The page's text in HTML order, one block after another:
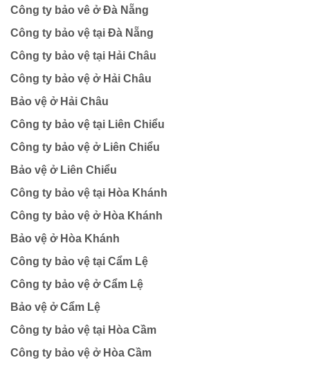
Công ty bảo vê ở Đà Nẵng
Công ty bảo vệ tại Đà Nẵng
Công ty bảo vệ tại Hải Châu
Công ty bảo vệ ở Hải Châu
Bảo vệ ở Hải Châu
Công ty bảo vệ tại Liên Chiểu
Công ty bảo vệ ở Liên Chiểu
Bảo vệ ở Liên Chiểu
Công ty bảo vệ tại Hòa Khánh
Công ty bảo vệ ở Hòa Khánh
Bảo vệ ở Hòa Khánh
Công ty bảo vệ tại Cẩm Lệ
Công ty bảo vệ ở Cẩm Lệ
Bảo vệ ở Cẩm Lệ
Công ty bảo vệ tại Hòa Cầm
Công ty bảo vệ ở Hòa Cầm